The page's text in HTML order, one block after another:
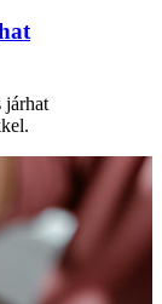
járhat